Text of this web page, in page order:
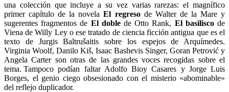
una colección que incluye a su vez varias rarezas: el magnífico
primer capítulo de la novela El regresode Walter de la Mare y
sugerentes fragmentos de El doblede Otto Rank, El basiliscode
Viena de Willy Ley o ese tratado de ciencia ficción antigua que es el
texto de Jurgis Baltrušaitis sobre los espejos de Arquímedes.
Virginia Woolf, Danilo Kiš, Isaac Bashevis Singer, Goran Petrović y
Angela Carter son otras de las grandes voces recogidas sobre el
tema. Tampoco podían faltar Adolfo Bioy Casares y Jorge Luis
Borges, el genio ciego obsesionado con el misterio «abominable»
del reflejo duplicador.